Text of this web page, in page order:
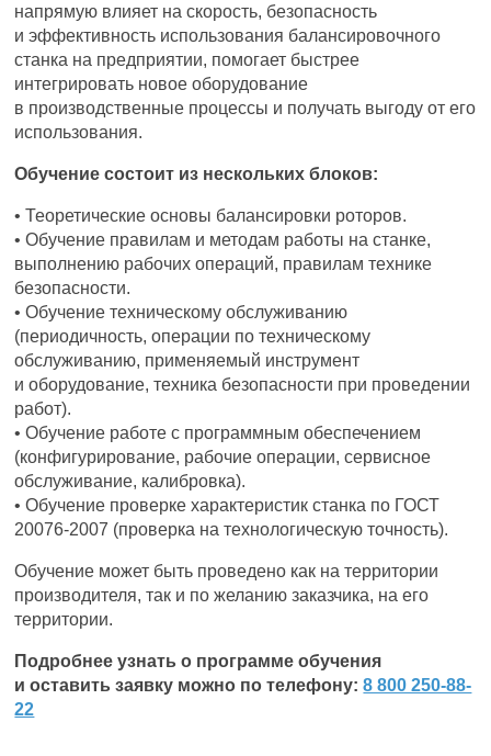
напрямую влияет на скорость, безопасность
и эффективность использования балансировочного
станка на предприятии, помогает быстрее
интегрировать новое оборудование
в производственные процессы и получать выгоду от его
использования.
Обучение состоит из нескольких блоков:
• Теоретические основы балансировки роторов.
• Обучение правилам и методам работы на станке,
выполнению рабочих операций, правилам технике
безопасности.
• Обучение техническому обслуживанию
(периодичность, операции по техническому
обслуживанию, применяемый инструмент
и оборудование, техника безопасности при проведении
работ).
• Обучение работе с программным обеспечением
(конфигурирование, рабочие операции, сервисное
обслуживание, калибровка).
• Обучение проверке характеристик станка по ГОСТ
20076-2007 (проверка на технологическую точность).
Обучение может быть проведено как на территории
производителя, так и по желанию заказчика, на его
территории.
Подробнее узнать о программе обучения
и оставить заявку можно по телефону:8 800 250-88-
22